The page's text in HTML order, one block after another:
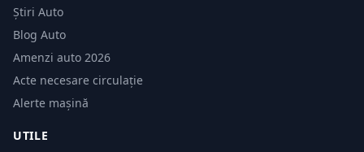
Știri Auto
Blog Auto
Amenzi auto 2026
Acte necesare circulație
Alerte mașină
UTILE